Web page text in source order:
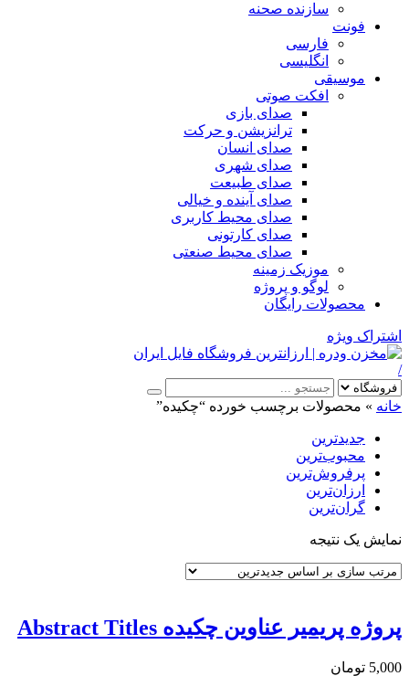
سازنده صحنه
فونت
فارسی
انگلیسی
موسیقی
افکت صوتی
صدای بازی
ترانزیشن و حرکت
صدای انسان
صدای شهری
صدای طبیعت
صدای آینده و خیالی
صدای محیط کاربری
صدای کارتونی
صدای محیط صنعتی
موزیک زمینه
لوگو و پروژه
محصولات رایگان
اشتراک ویژه
/
خانه » محصولات برچسب خورده “چکیده”
جدیدترین
محبوب‌ترین
پرفروش‌ترین
ارزان‌ترین
گران‌ترین
نمایش یک نتیجه
پروژه پریمیر عناوین چکیده Abstract Titles
5,000 تومان